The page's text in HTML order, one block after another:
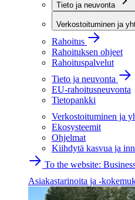
Tieto ja neuvonta
Verkostoituminen ja
Rahoitus
Rahoituksen ohjeet
Rahoituspalvelut
Tieto ja neuvonta
EU-rahoitusneuvonta
Tietopankki
Verkostoituminen ja
Ekosysteemit
Ohjelmat
Kiihdytä kasvua ja
To the website:
Asiakastarinoita ja -